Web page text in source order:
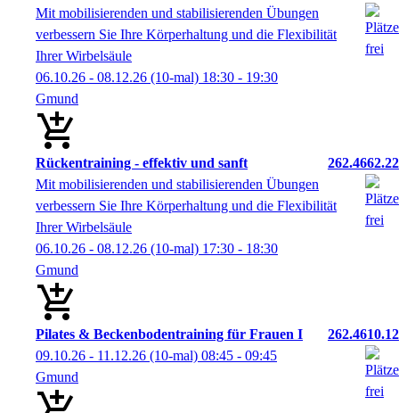
Mit mobilisierenden und stabilisierenden Übungen
verbessern Sie Ihre Körperhaltung und die Flexibilität
Ihrer Wirbelsäule
06.10.26 - 08.12.26 (10-mal) 18:30 - 19:30
Gmund
Rückentraining - effektiv und sanft
262.4662.22
Mit mobilisierenden und stabilisierenden Übungen
verbessern Sie Ihre Körperhaltung und die Flexibilität
Ihrer Wirbelsäule
06.10.26 - 08.12.26 (10-mal) 17:30 - 18:30
Gmund
Pilates & Beckenbodentraining für Frauen I
262.4610.12
09.10.26 - 11.12.26 (10-mal) 08:45 - 09:45
Gmund